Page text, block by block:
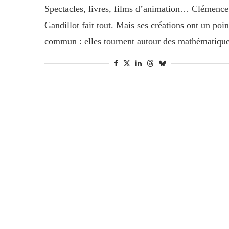
Spectacles, livres, films d’animation… Clémence
Gandillot fait tout. Mais ses créations ont un
commun : elles tournent autour des